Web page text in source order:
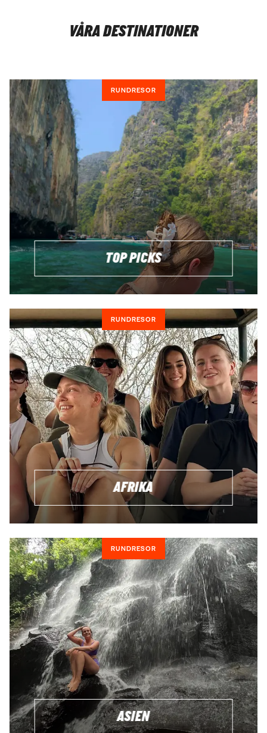
Vissa rundresor inkluderar allt från boende och måltider till
aktiviteter, medan andra är mer avskalade. med mer tid för
speicifk rundresa. Om du har funderingar finns vi här!
Oavsett resmål ingår alltid en lokal guide som kan sitt
område utan och innan och tar er bortom de vanliga
turiststråken. Vi förerdrar det över guider som reser med
från hemmaplan, då en lokal guide oftast har större
kunskap om områdena ni besöker, bor där själv och kan ge
en djupare inblick i kulturen.
VEM KAN ÅKA PÅ EN RUNDRESA?
På en rundresa på Bali träffar du alla typer av resenärer.
Åldersgrupperna varierar och vissa reser ensamma
medan andra åker med vänner eller partner. Vi har resor för
unga vuxna mellan 18-30 samt grupper med blandade
åldrar. Om du aldrig tidigare rest i grupp och undrar om det
upplägget!
GRUPPRESOR ÖVER HELA VÄRLDEN
Med oss kan du resa överallt – från ett enda lands
höjdpunkter till rundresor som korsar hela kontinenter. Från
ett par dagar som en del av en skräddarsydd semester
eller upp till en månad. Du bestämmer och det finns massor
av olika alternativ att välja mellan. Hör av dig så kommer vi
gärna med förslag till dig!
FÖRSLAG PÅ RUNDRESOR
GRUPPRESA
För dig som gillar att resa med andra är en gruppresa ett
perfekt sätt att uppleva ett land på utan att behöva tänka på
logistiken. Du får möta nya människor och uppleva landets
höjdpunkter tillsammans med en kunnig guide som tar dig
till de bästa platserna.
SKRÄDDARSYTT
Vill du ha en skräddarsydd resa där du har full kontroll över
alla detaljer, från platser du besöker till boende och
transport? Inga problem, vi ordnar det! Även om din har en
lite mindre resebudget ska du inte vara blyg för att höra av
dig. V hjälper dig att maximera upplevelserna utan att
spräcka plånboken!
VÅRA DESTINATIONER
RUNDRESOR
TOP PICKS
RUNDRESOR
AFRIKA
RUNDRESOR
ASIEN